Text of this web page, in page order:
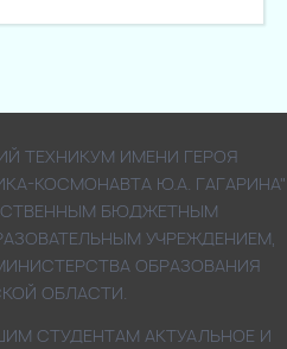
ТЕХНИКУМ ИМЕНИ ГЕРОЯ
КОСМОНАВТА Ю.А. ГАГАРИНА"
БЮДЖЕТНЫМ
УЧРЕЖДЕНИЕМ,
ОБРАЗОВАНИЯ
ОБЛАСТИ.
СТУДЕНТАМ АКТУАЛЬНОЕ И